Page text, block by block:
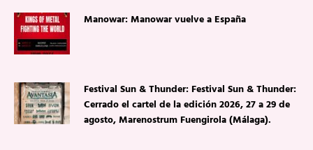
Manowar: Manowar vuelve a España
Festival Sun & Thunder: Festival Sun & Thunder:
Cerrado el cartel de la edición 2026, 27 a 29 de
agosto, Marenostrum Fuengirola (Málaga).